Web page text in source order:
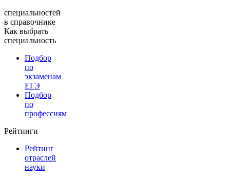
специальностей
в справочнике
Как выбрать
специальность
Подбор
по
экзаменам
ЕГЭ
Подбор
по
профессиям
Рейтинги
Рейтинг
отраслей
науки